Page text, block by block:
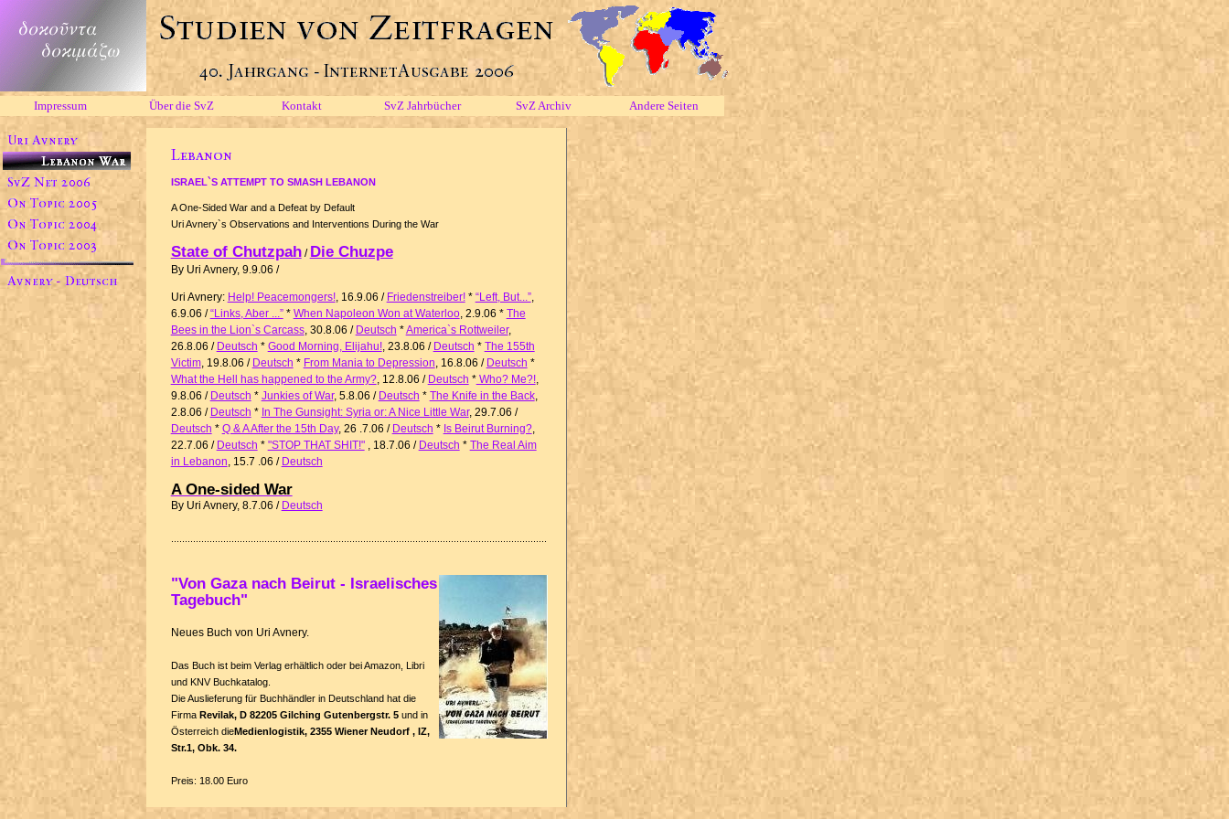
Impressum Über die SvZ Kontakt SvZ Jahrbücher SvZ Archiv Andere Seiten
ISRAEL`S ATTEMPT TO SMASH LEBANON
A One-Sided War and a Defeat by Default
Uri Avnery`s Observations and Interventions During the War
State of Chutzpah/ Die Chuzpe
By Uri Avnery, 9.9.06 /
Uri Avnery: Help! Peacemongers!, 16.9.06 / Friedenstreiber!* “Left, But...”,
6.9.06 /“Links, Aber ...”* When Napoleon Won at Waterloo, 2.9.06 * The
Bees in the Lion`s Carcass, 30.8.06 / Deutsch *America`s Rottweiler,
26.8.06 / Deutsch * Good Morning, Elijahu!, 23.8.06 / Deutsch * The 155th
Victim, 19.8.06 / Deutsch * From Mania to Depression, 16.8.06 / Deutsch *
What the Hell has happened to the Army?, 12.8.06 / Deutsch *Who? Me?!,
9.8.06 / Deutsch * Junkies of War, 5.8.06 / Deutsch * The Knife in the Back,
2.8.06 / Deutsch * In The Gunsight: Syria or: A Nice Little War, 29.7.06 /
Deutsch * Q & A After the 15th Day, 26 .7.06 / Deutsch * Is Beirut Burning?,
22.7.06 / Deutsch * "STOP THAT SHIT!", 18.7.06 / Deutsch * The Real Aim
in Lebanon, 15.7 .06 / Deutsch
A One-sided War
By Uri Avnery, 8.7.06 / Deutsch
"Von Gaza nach Beirut - Israelisches
Tagebuch"
Neues Buch von Uri Avnery.
Das Buch ist beim Verlag erhältlich oder bei Amazon, Libri
und KNV Buchkatalog.
Die Auslieferung für Buchhändler in Deutschland hat die
Firma Revilak, D 82205 Gilching Gutenbergstr. 5und in
Österreich dieMedienlogistik, 2355 Wiener Neudorf , IZ,
Str.1, Obk. 34.
Preis: 18.00 Euro